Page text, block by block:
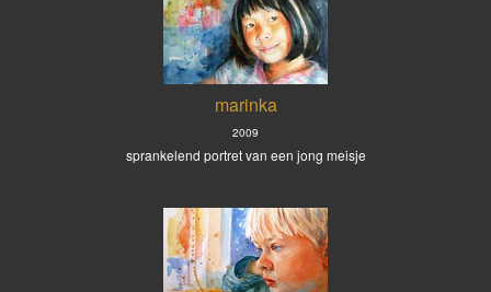
marinka
2009
sprankelend portret van een jong meisje